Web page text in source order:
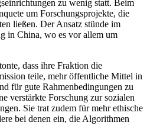
zu wenig statt. Beim
um Forschungsprojekte, die
ließen. Der Ansatz stünde im
in China, wo es vor allem um
dass ihre Fraktion die
teile, mehr öffentliche Mittel in
für gute Rahmenbedingungen zu
verstärkte Forschung zur sozialen
Sie trat zudem für mehr ethische
bei denen ein, die Algorithmen